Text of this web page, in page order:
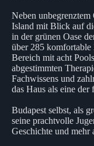
Neben unbegrenztem
Island mit Blick auf
in der grünen Oase
über 285
Bereich mit acht
abgestimmten
Fachwissens und
das Haus als eine der
Budapest selbst, als
seine prachtvolle
Geschichte und mehr